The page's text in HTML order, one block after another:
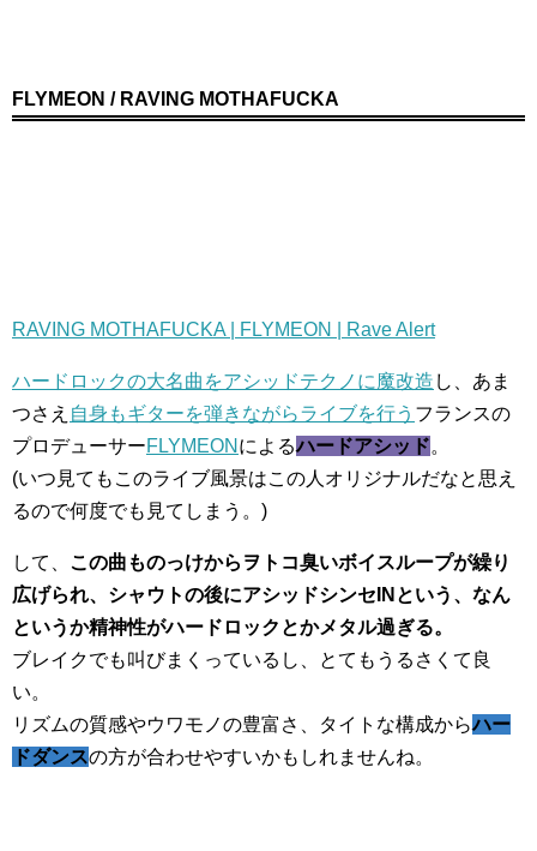
FLYMEON / RAVING MOTHAFUCKA
RAVING MOTHAFUCKA | FLYMEON | Rave Alert
ハードロックの大名曲をアシッドテクノに魔改造 し、あま
つさえ 自身もギターを弾きながらライブを行う フランスの
プロデューサーFLYMEON によるハードアシッド。
(いつ見てもこのライブ風景はこの人オリジナルだなと思え
るので何度でも見てしまう。)
して、 この曲ものっけからヲトコ臭いボイスループが繰り
広げられ、シャウトの後にアシッドシンセINという、なん
というか精神性がハードロックとかメタル過ぎる。
ブレイクでも叫びまくっているし、とてもうるさくて良
い。
リズムの質感やウワモノの豊富さ、タイトな構成からハー
ドダンスの方が合わせやすいかもしれませんね。